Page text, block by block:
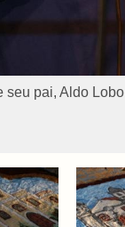
seu pai, Aldo Lobo